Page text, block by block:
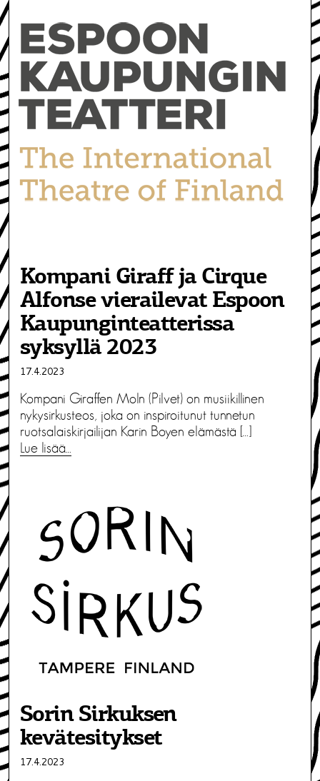
Kompani Giraff ja Cirque
Alfonse vierailevat Espoon
Kaupunginteatterissa
syksyllä 2023
17.4.2023
Kompani Giraffen Moln (Pilvet) on musiikillinen
nykysirkusteos, joka on inspiroitunut tunnetun
ruotsalaiskirjailijan Karin Boyen elämästä […]
Lue lisää…
Sorin Sirkuksen
kevätesitykset
17.4.2023